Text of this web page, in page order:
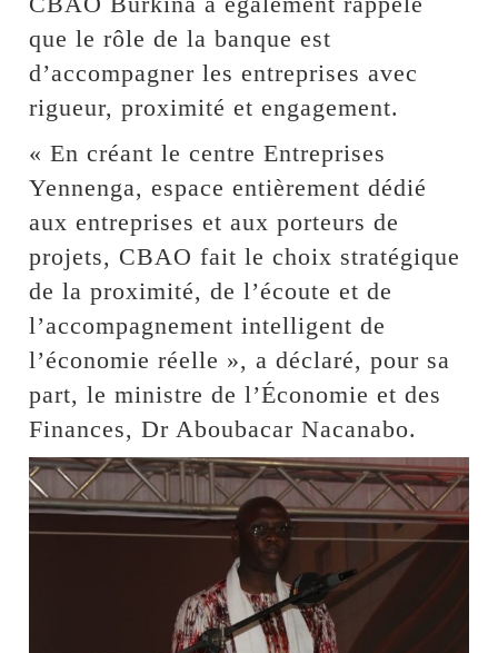
que le rôle de la banque est
d’accompagner les entreprises avec
rigueur, proximité et engagement.
« En créant le centre Entreprises
Yennenga, espace entièrement dédié
aux entreprises et aux porteurs de
projets, CBAO fait le choix stratégique
de la proximité, de l’écoute et de
l’accompagnement intelligent de
l’économie réelle », a déclaré, pour sa
part, le ministre de l’Économie et des
Finances, Dr Aboubacar Nacanabo.